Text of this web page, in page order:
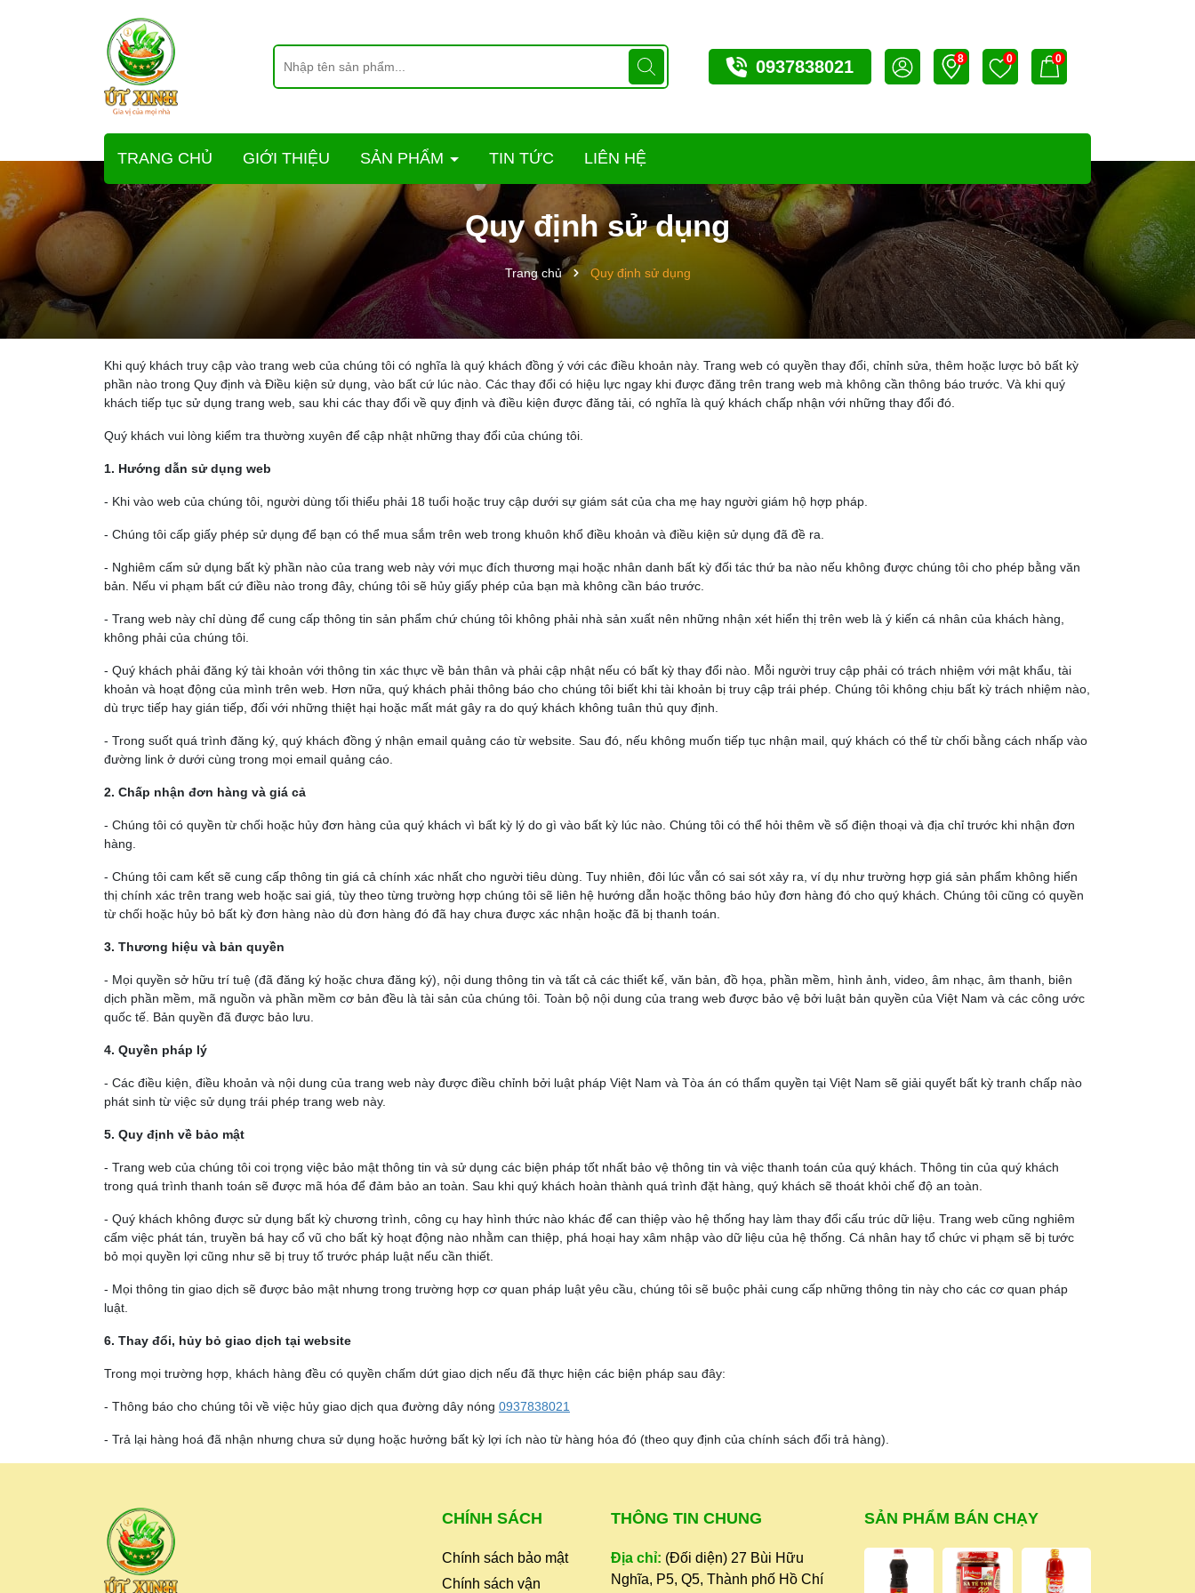
0937838021 8 0 0
TRANG CHỦ GIỚI THIỆU SẢN PHẨM TIN TỨC LIÊN HỆ
Quy định sử dụng
Trang chủ Quy định sử dụng
Khi quý khách truy cập vào trang web của chúng tôi có nghĩa là quý khách đồng ý với các điều khoản này. Trang web có quyền thay đổi, chỉnh sửa, thêm hoặc lược bỏ bất kỳ
phần nào trong Quy định và Điều kiện sử dụng, vào bất cứ lúc nào. Các thay đổi có hiệu lực ngay khi được đăng trên trang web mà không cần thông báo trước. Và khi quý
khách tiếp tục sử dụng trang web, sau khi các thay đổi về quy định và điều kiện được đăng tải, có nghĩa là quý khách chấp nhận với những thay đổi đó.
Quý khách vui lòng kiểm tra thường xuyên để cập nhật những thay đổi của chúng tôi.
1. Hướng dẫn sử dụng web
- Khi vào web của chúng tôi, người dùng tối thiểu phải 18 tuổi hoặc truy cập dưới sự giám sát của cha mẹ hay người giám hộ hợp pháp.
- Chúng tôi cấp giấy phép sử dụng để bạn có thể mua sắm trên web trong khuôn khổ điều khoản và điều kiện sử dụng đã đề ra.
- Nghiêm cấm sử dụng bất kỳ phần nào của trang web này với mục đích thương mại hoặc nhân danh bất kỳ đối tác thứ ba nào nếu không được chúng tôi cho phép bằng văn
bản. Nếu vi phạm bất cứ điều nào trong đây, chúng tôi sẽ hủy giấy phép của bạn mà không cần báo trước.
- Trang web này chỉ dùng để cung cấp thông tin sản phẩm chứ chúng tôi không phải nhà sản xuất nên những nhận xét hiển thị trên web là ý kiến cá nhân của khách hàng,
không phải của chúng tôi.
- Quý khách phải đăng ký tài khoản với thông tin xác thực về bản thân và phải cập nhật nếu có bất kỳ thay đổi nào. Mỗi người truy cập phải có trách nhiệm với mật khẩu, tài
khoản và hoạt động của mình trên web. Hơn nữa, quý khách phải thông báo cho chúng tôi biết khi tài khoản bị truy cập trái phép. Chúng tôi không chịu bất kỳ trách nhiệm nào,
dù trực tiếp hay gián tiếp, đối với những thiệt hại hoặc mất mát gây ra do quý khách không tuân thủ quy định.
- Trong suốt quá trình đăng ký, quý khách đồng ý nhận email quảng cáo từ website. Sau đó, nếu không muốn tiếp tục nhận mail, quý khách có thể từ chối bằng cách nhấp vào
đường link ở dưới cùng trong mọi email quảng cáo.
2. Chấp nhận đơn hàng và giá cả
- Chúng tôi có quyền từ chối hoặc hủy đơn hàng của quý khách vì bất kỳ lý do gì vào bất kỳ lúc nào. Chúng tôi có thể hỏi thêm về số điện thoại và địa chỉ trước khi nhận đơn
hàng.
- Chúng tôi cam kết sẽ cung cấp thông tin giá cả chính xác nhất cho người tiêu dùng. Tuy nhiên, đôi lúc vẫn có sai sót xảy ra, ví dụ như trường hợp giá sản phẩm không hiển
thị chính xác trên trang web hoặc sai giá, tùy theo từng trường hợp chúng tôi sẽ liên hệ hướng dẫn hoặc thông báo hủy đơn hàng đó cho quý khách. Chúng tôi cũng có quyền
từ chối hoặc hủy bỏ bất kỳ đơn hàng nào dù đơn hàng đó đã hay chưa được xác nhận hoặc đã bị thanh toán.
3. Thương hiệu và bản quyền
- Mọi quyền sở hữu trí tuệ (đã đăng ký hoặc chưa đăng ký), nội dung thông tin và tất cả các thiết kế, văn bản, đồ họa, phần mềm, hình ảnh, video, âm nhạc, âm thanh, biên
dịch phần mềm, mã nguồn và phần mềm cơ bản đều là tài sản của chúng tôi. Toàn bộ nội dung của trang web được bảo vệ bởi luật bản quyền của Việt Nam và các công ước
quốc tế. Bản quyền đã được bảo lưu.
4. Quyền pháp lý
- Các điều kiện, điều khoản và nội dung của trang web này được điều chỉnh bởi luật pháp Việt Nam và Tòa án có thẩm quyền tại Việt Nam sẽ giải quyết bất kỳ tranh chấp nào
phát sinh từ việc sử dụng trái phép trang web này.
5. Quy định về bảo mật
- Trang web của chúng tôi coi trọng việc bảo mật thông tin và sử dụng các biện pháp tốt nhất bảo vệ thông tin và việc thanh toán của quý khách. Thông tin của quý khách
trong quá trình thanh toán sẽ được mã hóa để đảm bảo an toàn. Sau khi quý khách hoàn thành quá trình đặt hàng, quý khách sẽ thoát khỏi chế độ an toàn.
- Quý khách không được sử dụng bất kỳ chương trình, công cụ hay hình thức nào khác để can thiệp vào hệ thống hay làm thay đổi cấu trúc dữ liệu. Trang web cũng nghiêm
cấm việc phát tán, truyền bá hay cổ vũ cho bất kỳ hoạt động nào nhằm can thiệp, phá hoại hay xâm nhập vào dữ liệu của hệ thống. Cá nhân hay tổ chức vi phạm sẽ bị tước
bỏ mọi quyền lợi cũng như sẽ bị truy tố trước pháp luật nếu cần thiết.
- Mọi thông tin giao dịch sẽ được bảo mật nhưng trong trường hợp cơ quan pháp luật yêu cầu, chúng tôi sẽ buộc phải cung cấp những thông tin này cho các cơ quan pháp
luật.
6. Thay đổi, hủy bỏ giao dịch tại website
Trong mọi trường hợp, khách hàng đều có quyền chấm dứt giao dịch nếu đã thực hiện các biện pháp sau đây:
- Thông báo cho chúng tôi về việc hủy giao dịch qua đường dây nóng 0937838021
- Trả lại hàng hoá đã nhận nhưng chưa sử dụng hoặc hưởng bất kỳ lợi ích nào từ hàng hóa đó (theo quy định của chính sách đổi trả hàng).
CHÍNH SÁCH
Chính sách bảo mật
Chính sách vận
THÔNG TIN CHUNG
Địa chỉ: (Đối diện) 27 Bùi Hữu
Nghĩa, P5, Q5, Thành phố Hồ Chí
SẢN PHẨM BÁN CHẠY